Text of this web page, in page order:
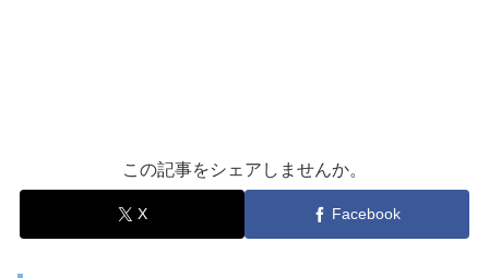
この記事をシェアしませんか。
X Facebook